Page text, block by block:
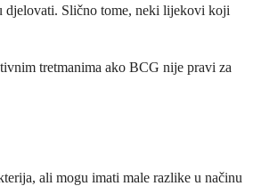
djelovati. Slično tome, neki lijekovi koji
tretmanima ako BCG nije pravi za
ali mogu imati male razlike u načinu